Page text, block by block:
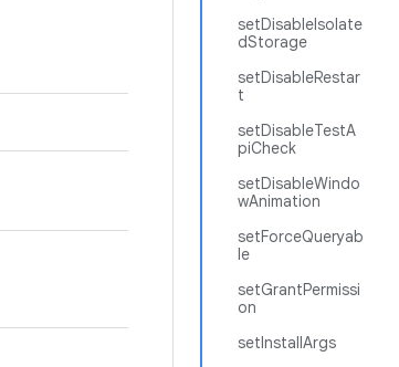
setDisableIsolate
dStorage
setDisableRestar
t
setDisableTestA
piCheck
setDisableWindo
wAnimation
setForceQueryab
le
setGrantPermissi
on
setInstallArgs